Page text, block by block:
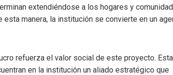
extendiéndose a los hogares y
manera, la institución se convierte en un
refuerza el valor social de este proyecto.
en la institución un aliado estratégico que